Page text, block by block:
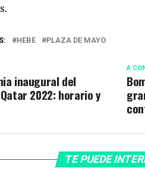
HEBE PLAZA DE MAYO
A
inaugural del
2022: horario y
TE PUEDE